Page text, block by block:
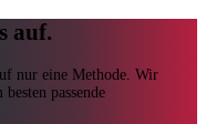
auf.
nur eine Methode. Wir
passende